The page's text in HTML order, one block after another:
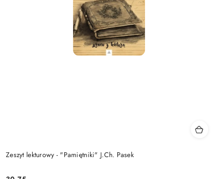
Zeszyt lekturowy - "Pamiętniki" J.Ch. Pasek